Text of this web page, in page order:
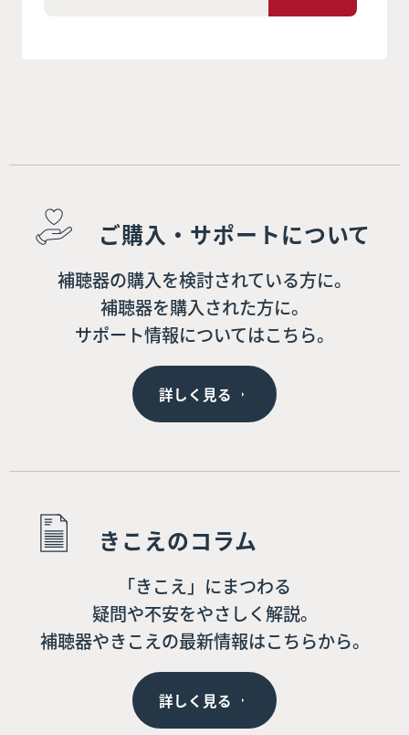
ご購入・サポートについて
補聴器の購入を検討されている方に。
補聴器を購入された方に。
サポート情報についてはこちら。
詳しく見る
きこえのコラム
「きこえ」にまつわる
疑問や不安をやさしく解説。
補聴器やきこえの最新情報はこちらから。
詳しく見る